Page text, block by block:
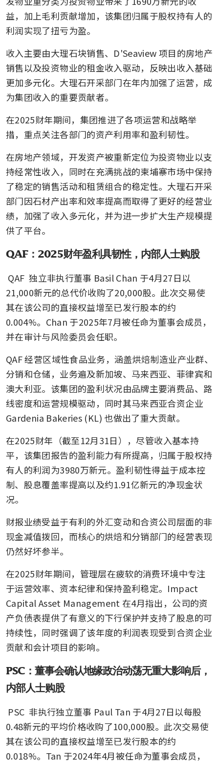
益，加上毛利贡献增加，该集团归属于股权持有人的
利润实现了扭亏为盈。
收入主要由大理石块销售、D'Seaview 项目的房地产
销售以及投资物业的租金收入驱动，反映出收入基础
更加多元化。大理石开采部门在年内加强了运营，成
为集团收入的重要贡献者。
在2025财年期间，集团推进了各项运营和战略举
措，重点关注各部门的资产利用率和盈利韧性。
在房地产领域，开发资产被重新定位为投资物业以支
持经常性收入，同时在充满挑战的柬埔寨市场中保持
了稳定的销售活动和租赁组合的稳定性。大理石开采
部门因石材产出率和效率提高而取得了更好的经营业
绩，加强了收入多元化，并为进一步扩大生产规模提
供了平台。
QAF：2025财年盈利具韧性，内部人士购股
QAF 独立非执行董事 Basil Chan 于4月27日以
21,000新元的总代价收购了20,000股。此次交易使
其在该公司的直接权益增至已发行股本的约
0.004%。Chan 于2025年7月被任命为董事会成员，
并在审计与风险委员会任职。
QAF 经营区域性食品业务，涵盖烘焙制造业产业群、
分销和仓储，业务遍及新加坡、马来西亚、菲律宾和
澳大利亚。该集团的盈利状况由品牌主要消费品、路
线密度和运营规模驱动，同时其马来西亚合资企业
Gardenia Bakeries (KL) 也做出了重大贡献。
在2025财年（截至12月31日），尽管收入基本持
平，该集团报告的盈利能力有所提高，归属于股权持
有人的利润为3980万新元。盈利韧性得益于成本控
制、股息覆盖率提高以及约1.91亿新元的净现金状
况。
财报业绩受益于有利的外汇变动和合资公司层面的非
现金减值拨回，而核心的烘焙和分销部门的经营表现
仍然好坏参半。
在2025财年期间，管理层在疲软的消费环境中专注
于运营效率、资本纪律和保持盈利稳定。Impact
Capital Asset Management 在4月指出，公司的资
产负债表提供了有意义的下行保护并支持了股息的可
持续性，同时强调了该年度的利润表现受到合资企业
贡献和会计项目的影响。
PSC：董事会确认地缘政治动荡无重大影响后，
内部人士购股
PSC 非执行独立董事 Paul Tan 于4月27日以每股
0.48新元的平均价格收购了100,000股。此次交易使
其在该公司的直接权益增至已发行股本的约
0.018%。Tan 于2024年4月被任命为董事会成员，